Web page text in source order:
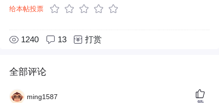
给本帖投票
1240 13 打赏
全部评论
ming1587